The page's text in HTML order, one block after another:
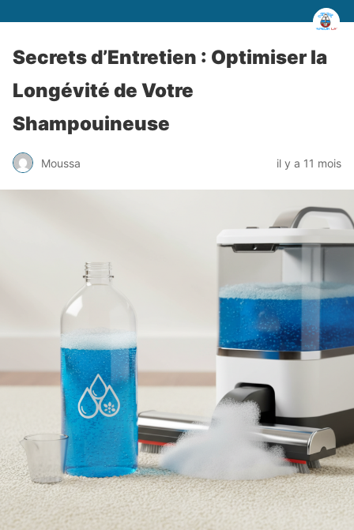
Secrets d’Entretien : Optimiser la
Longévité de Votre
Shampouineuse
Moussa il y a 11 mois